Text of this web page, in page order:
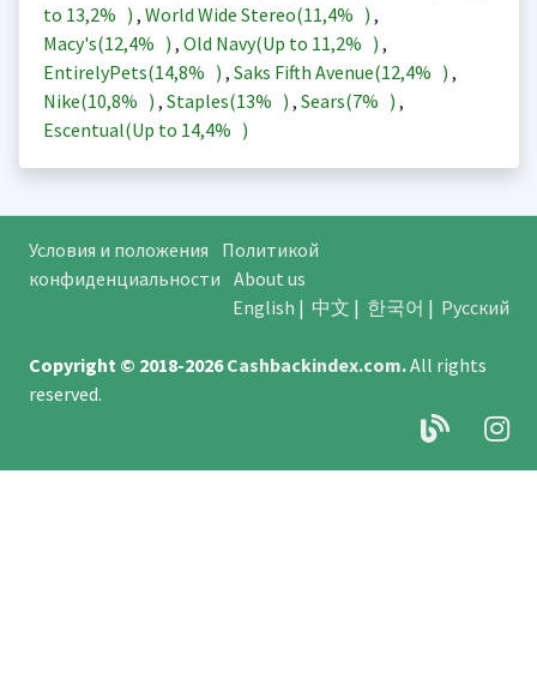
to 13,2% ) , World Wide Stereo(11,4% ) ,
Macy's(12,4% ) , Old Navy(Up to 11,2% ) ,
EntirelyPets(14,8% ) , Saks Fifth Avenue(12,4% ) ,
Nike(10,8% ) , Staples(13% ) , Sears(7% ) ,
Escentual(Up to 14,4% )
Условия и положения
Политикой
конфиденциальности About us
English | 中文 | 한국어 | Русский
Copyright © 2018-2026Cashbackindex.com.All rights
reserved.